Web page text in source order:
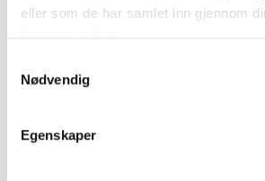
eller som de har samlet inn gjennom
tjenestene deres.
Nødvendig
Egenskaper